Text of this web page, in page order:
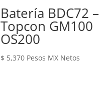
Batería BDC72 –
Topcon GM100
OS200
$ 5,370 Pesos MX Netos